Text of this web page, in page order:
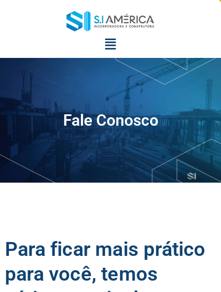
Fale Conosco
Para ficar mais prático
para você, temos